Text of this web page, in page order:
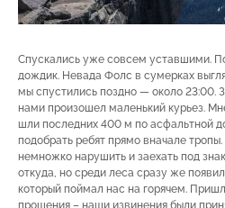
Спускались уже совсем уставшими.
дождик. Невада Фолс в сумерках
мы спустились поздно — около 23:00.
нами произошел маленький курьез.
шли последних 400 м по асфальтной
подобрать ребят прямо вначале
немножко нарушить и заехать под
откуда, но среди леса сразу же
который поймал нас на горячем.